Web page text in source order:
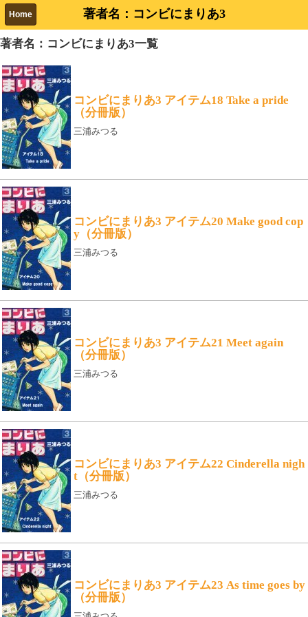
著者名：コンビにまりあ3
Home
著者名：コンビにまりあ3一覧
コンビにまりあ3 アイテム18 Take a pride
（分冊版）
三浦みつる
コンビにまりあ3 アイテム20 Make good cop
y（分冊版）
三浦みつる
コンビにまりあ3 アイテム21 Meet again
（分冊版）
三浦みつる
コンビにまりあ3 アイテム22 Cinderella nigh
t（分冊版）
三浦みつる
コンビにまりあ3 アイテム23 As time goes by
（分冊版）